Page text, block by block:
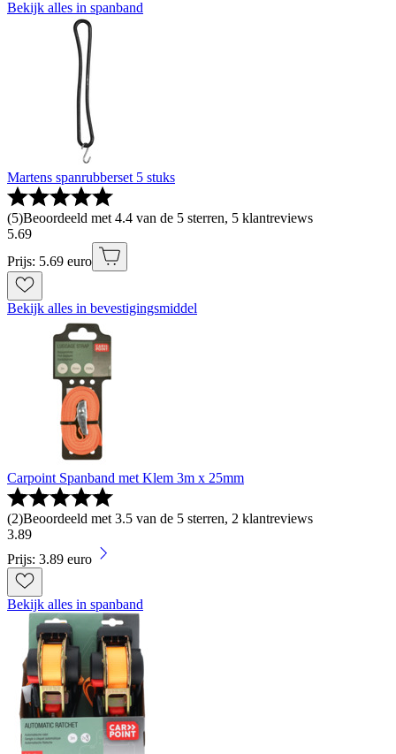
Bekijk alles in spanband
Martens spanrubberset 5 stuks
(5)Beoordeeld met 4.4 van de 5 sterren, 5 klantreviews
5.69
Prijs: 5.69 euro
Bekijk alles in bevestigingsmiddel
Carpoint Spanband met Klem 3m x 25mm
(2)Beoordeeld met 3.5 van de 5 sterren, 2 klantreviews
3.89
Prijs: 3.89 euro
Bekijk alles in spanband